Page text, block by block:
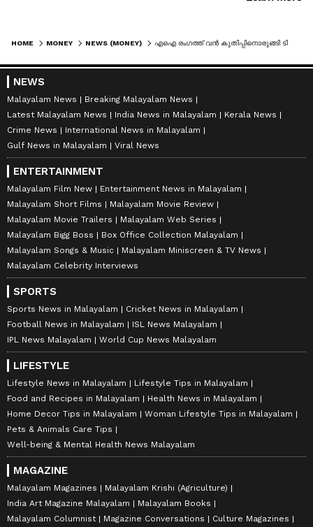
HOME MONEY NEWS (MONEY)
NEWS
Malayalam News
Breaking Malayalam News
Latest Malayalam News
India News in Malayalam
Kerala News
Crime News
International News in Malayalam
Gulf News in Malayalam
Viral News
ENTERTAINMENT
Malayalam Film New
Entertainment News in Malayalam
Malayalam Short Films
Malayalam Movie Review
Malayalam Movie Trailers
Malayalam Web Series
Malayalam Bigg Boss
Box Office Collection Malayalam
Malayalam Songs & Music
Malayalam Miniscreen & TV News
Malayalam Celebrity Interviews
SPORTS
Sports News in Malayalam
Cricket News in Malayalam
Football News in Malayalam
ISL News Malayalam
IPL News Malayalam
World Cup News Malayalam
LIFESTYLE
Lifestyle News in Malayalam
Lifestyle Tips in Malayalam
Food and Recipes in Malayalam
Health News in Malayalam
Home Decor Tips in Malayalam
Woman Lifestyle Tips in Malayalam
Pets & Animals Care Tips
Well-being & Mental Health News Malayalam
MAGAZINE
Malayalam Magazines
Malayalam Krishi (Agriculture)
India Art Magazine Malayalam
Malayalam Books
Malayalam Columnist
Magazine Conversations
Culture Magazines